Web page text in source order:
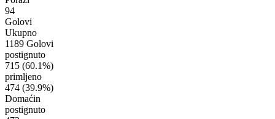
94
Golovi
Ukupno
1189 Golovi
postignuto
715 (60.1%)
primljeno
474 (39.9%)
Domaćin
postignuto